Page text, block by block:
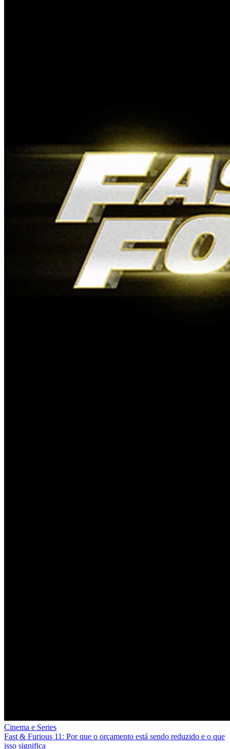
Cinema e Series
Fast & Furious 11: Por que o orçamento está sendo reduzido e o que
isso significa